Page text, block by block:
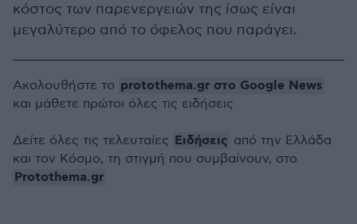
κόστος των παρενεργειών της ίσως είναι
μεγαλύτερο από το όφελος που παράγει.
Ακολουθήστε το protothema.gr στο Google News
και μάθετε πρώτοι όλες τις ειδήσεις
Δείτε όλες τις τελευταίες Ειδήσεις από την Ελλάδα
και τον Κόσμο, τη στιγμή που συμβαίνουν, στο
Protothema.gr